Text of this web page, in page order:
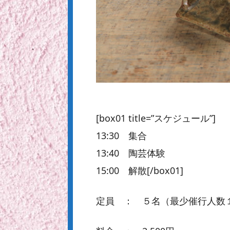
[box01 title=”スケジュール”]
13:30 集合
13:40 陶芸体験
15:00 解散[/box01]
定員 ： ５名（最少催行人数